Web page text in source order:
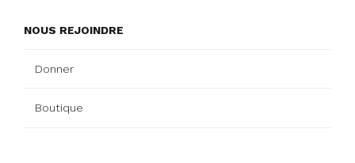
NOUS REJOINDRE
Donner
Boutique